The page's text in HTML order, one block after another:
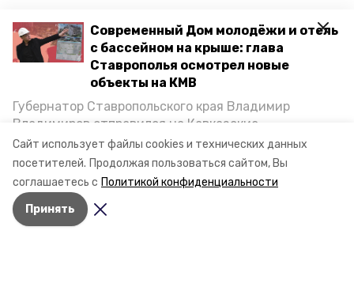
Сайт использует файлы cookies и технических данных
посетителей. Продолжая пользоваться сайтом, Вы
соглашаетесь с Политикой конфиденциальности
Принять
Современный Дом молодёжи и отель
с бассейном на крыше: глава
Ставрополья осмотрел новые
объекты на КМВ
Губернатор Ставропольского края Владимир
Владимиров отправился на Кавказские
Минеральные Воды, чтобы проинспектировать
строительство объектов в Кисловодске и
Минводах, а также выслушать предложения о
постройке новых точек притяжения для местных
жителей. Подробнее — в материале «Победы26».